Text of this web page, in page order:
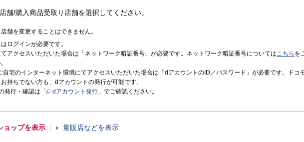
舗/購入商品受取り店舗を選択してください。
舗を変更することはできません。
ログインが必要です。
てアクセスいただいた場合は「ネットワーク暗証番号」が必要です。ネットワーク暗証番号についてはこちら を
自宅のインターネット環境にてアクセスいただいた場合は「dアカウントのID／パスワード」が必要です。ドコ
持ちでない方も、dアカウントの発行が可能です。
発行・確認は「
dアカウント発行 」でご確認ください。
ョップを表示 量販店などを表示